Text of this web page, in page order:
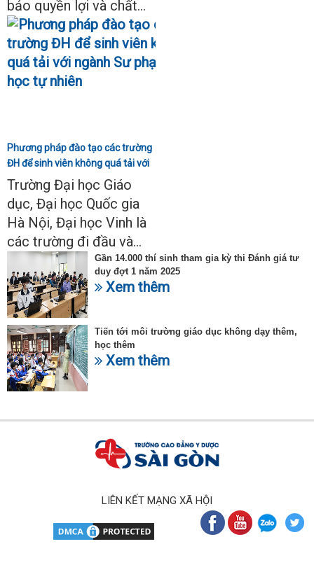
bảo quyền lợi và chất...
Phương pháp đào tạo các trường
ĐH để sinh viên không quá tải với
ngành Sư phạm Khoa học tự
nhiên
Trường Đại học Giáo
dục, Đại học Quốc gia
Hà Nội, Đại học Vinh là
các trường đi đầu và...
Gần 14.000 thí sinh tham gia kỳ thi Đánh giá tư
duy đợt 1 năm 2025
Xem thêm
Tiến tới môi trường giáo dục không dạy thêm,
học thêm
Xem thêm
LIÊN KẾT MẠNG XÃ HỘI